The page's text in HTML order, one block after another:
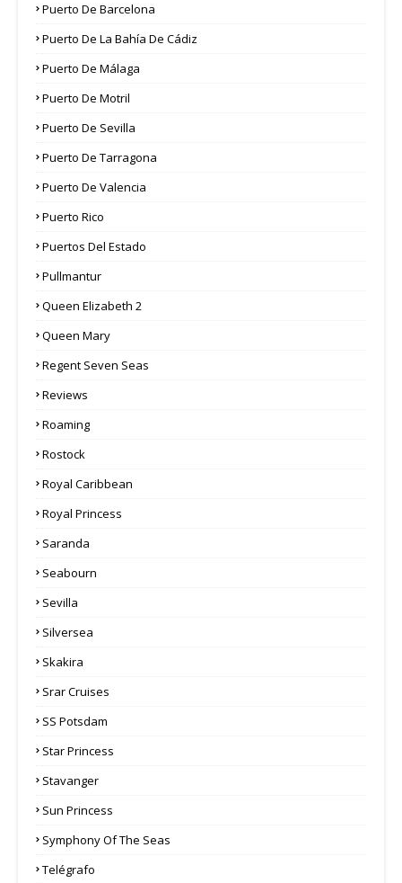
Puerto De Barcelona
Puerto De La Bahía De Cádiz
Puerto De Málaga
Puerto De Motril
Puerto De Sevilla
Puerto De Tarragona
Puerto De Valencia
Puerto Rico
Puertos Del Estado
Pullmantur
Queen Elizabeth 2
Queen Mary
Regent Seven Seas
Reviews
Roaming
Rostock
Royal Caribbean
Royal Princess
Saranda
Seabourn
Sevilla
Silversea
Skakira
Srar Cruises
SS Potsdam
Star Princess
Stavanger
Sun Princess
Symphony Of The Seas
Telégrafo